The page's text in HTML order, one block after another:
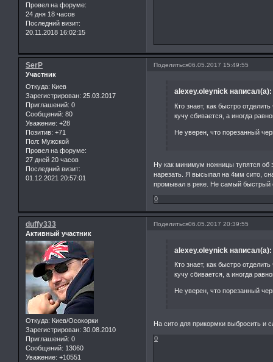
Провел на форуме:
24 дня 18 часов
Последний визит:
20.11.2018 16:02:15
Поделиться06.05.2017 15:49:55
SerP
Участник
Откуда: Киев
Зарегистрирован: 25.03.2017
Приглашений: 0
Сообщений: 80
Уважение: +28
Позитив: +71
Пол: Мужской
Провел на форуме:
27 дней 20 часов
Последний визит:
01.12.2021 20:57:01
alexey.oleynick написал(а):
Кто знает, как быстро
кучу сбивается, а иногда
Не уверен, что порезанный
Ну как минимум ножницы тупятся об
нарезать. Я высыпал на 4мм сито,
промывал в реке. Не самый быстрый
0
Поделиться06.05.2017 20:39:55
duffy333
Активный участник
Откуда: Киев/Осокорки
Зарегистрирован: 30.08.2010
Приглашений: 0
Сообщений: 13060
Уважение: +10551
alexey.oleynick написал(а):
Кто знает, как быстро
кучу сбивается, а иногда
Не уверен, что порезанный
На сито для прикормки выбросить и
0